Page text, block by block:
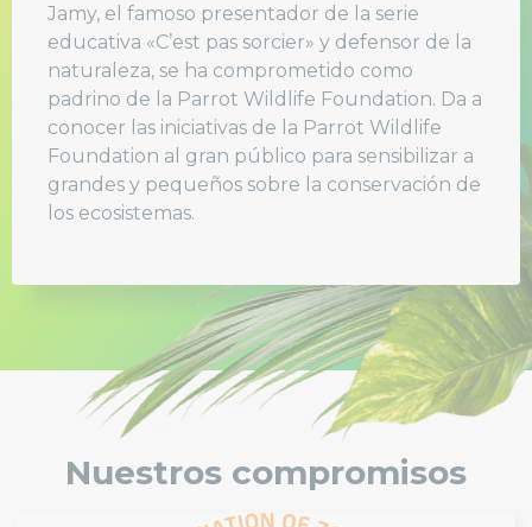
Jamy, el famoso presentador de la serie
educativa «C’est pas sorcier» y defensor de la
naturaleza, se ha comprometido como
padrino de la Parrot Wildlife Foundation. Da a
conocer las iniciativas de la Parrot Wildlife
Foundation al gran público para sensibilizar a
grandes y pequeños sobre la conservación de
los ecosistemas.
Nuestros compromisos